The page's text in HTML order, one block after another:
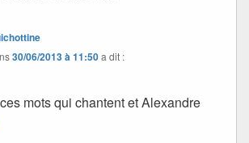
30/06/2013 à 11:50a dit :
mots qui chantent et Alexandre